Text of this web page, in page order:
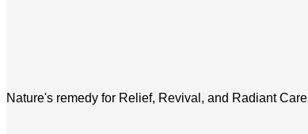
Nature's remedy for Relief, Revival, and Radiant Care